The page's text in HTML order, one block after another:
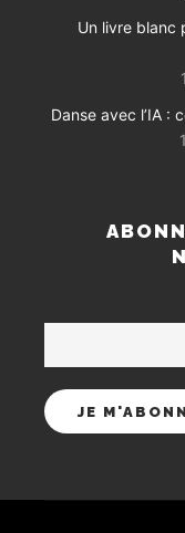
Un livre blanc
Danse avec l’IA :